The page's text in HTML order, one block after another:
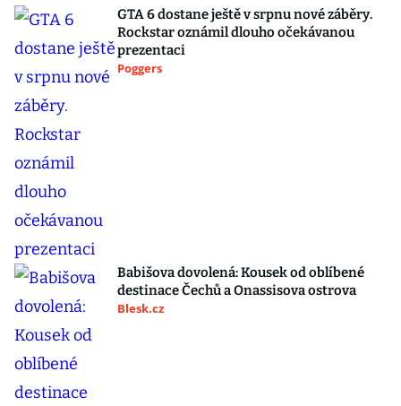
GTA 6 dostane ještě v srpnu nové záběry.
Rockstar oznámil dlouho očekávanou
prezentaci
Poggers
Babišova dovolená: Kousek od oblíbené
destinace Čechů a Onassisova ostrova
Blesk.cz